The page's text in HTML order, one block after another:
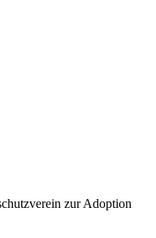
zur Adoption